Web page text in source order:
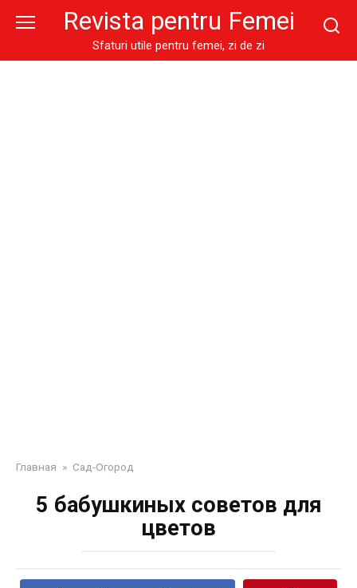
Revista pentru Femei
Sfaturi utile pentru femei, zi de zi
Главная » Сад-Огород
5 бабушкиных советов для
цветов